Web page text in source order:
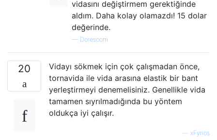
vidasını değiştirmem gerektiğinde
aldım. Daha kolay olamazdı! 15 dolar
değerinde.
— Doresoom
20
Vidayı sökmek için çok çalışmadan önce,
tornavida ile vida arasına elastik bir bant
yerleştirmeyi denemelisiniz. Genellikle vida
tamamen sıyrılmadığında bu yöntem
oldukça iyi çalışır.
xFyrios